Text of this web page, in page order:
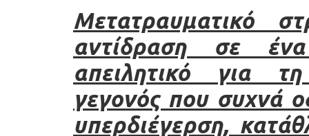
Μετατραυματικό
αντίδραση σε
απειλητικό για
γεγονός που συχνά
υπερδιέγερση,